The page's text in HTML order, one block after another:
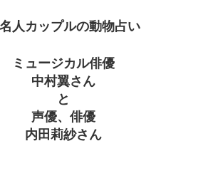
人カップルの動物占い
ミュージカル俳優
中村翼さん
と
声優、俳優
内田莉紗さん